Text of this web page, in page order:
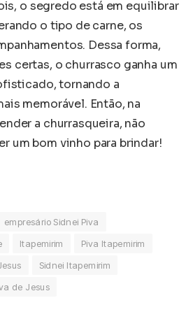
o segredo está em equilibrar
o tipo de carne, os
Dessa forma,
certas, o churrasco ganha um
tornando a
memorável. Então, na
a churrasqueira, não
um bom vinho para brindar!
empresário Sidnei Piva
Itapemirim
Piva Itapemirim
Sidnei Itapemirim
de Jesus